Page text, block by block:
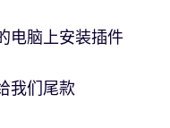
电脑上安装插件
我们尾款